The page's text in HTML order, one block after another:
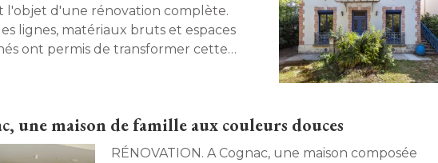
l'objet d'une rénovation complète.
lignes, matériaux bruts et espaces
ont permis de transformer cette
une maison de famille aux couleurs douces
RÉNOVATION. A Cognac, une maison composée